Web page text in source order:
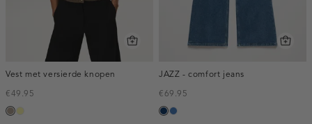
Vest met versierde knopen
€49.95
taupe,
lichtgeel
JAZZ - comfort jeans
€69.95
blauw,
blauw,